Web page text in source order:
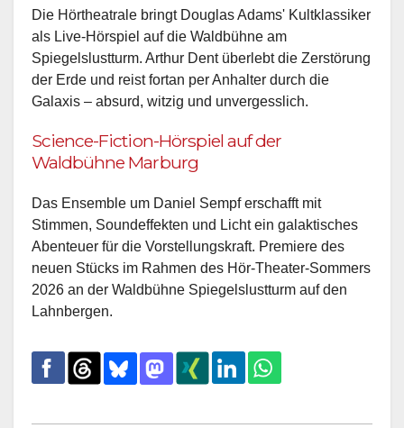
Die Hörtheatrale bringt Douglas Adams' Kultklassiker
als Live-Hörspiel auf die Waldbühne am
Spiegelslustturm. Arthur Dent überlebt die Zerstörung
der Erde und reist fortan per Anhalter durch die
Galaxis – absurd, witzig und unvergesslich.
Science-Fiction-Hörspiel auf der
Waldbühne Marburg
Das Ensemble um Daniel Sempf erschafft mit
Stimmen, Soundeffekten und Licht ein galaktisches
Abenteuer für die Vorstellungskraft. Premiere des
neuen Stücks im Rahmen des Hör-Theater-Sommers
2026 an der Waldbühne Spiegelslustturm auf den
Lahnbergen.